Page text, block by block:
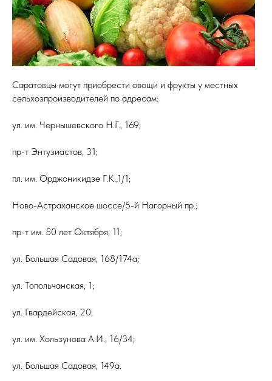
Саратовцы могут приобрести овощи и фрукты у местных
сельхозпроизводителей по адресам:
ул. им. Чернышевского Н.Г., 169;
пр-т Энтузиастов, 31;
пл. им. Орджоникидзе Г.К.,1/1;
Ново-Астраханское шоссе/5-й Нагорный пр.;
пр-т им. 50 лет Октября, 11;
ул. Большая Садовая, 168/174а;
ул. Топольчанская, 1;
ул. Гвардейская, 20;
ул. им. Хользунова А.И., 16/34;
ул. Большая Садовая, 149а.